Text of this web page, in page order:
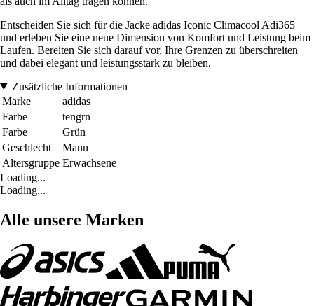
Entscheiden Sie sich für die Jacke adidas Iconic Climacool Adi365
und erleben Sie eine neue Dimension von Komfort und Leistung beim
Laufen. Bereiten Sie sich darauf vor, Ihre Grenzen zu überschreiten
und dabei elegant und leistungsstark zu bleiben.
Zusätzliche Informationen
Marke
adidas
Farbe
tengrn
Farbe
Grün
Geschlecht
Mann
Altersgruppe Erwachsene
Loading...
Loading...
Alle unsere Marken